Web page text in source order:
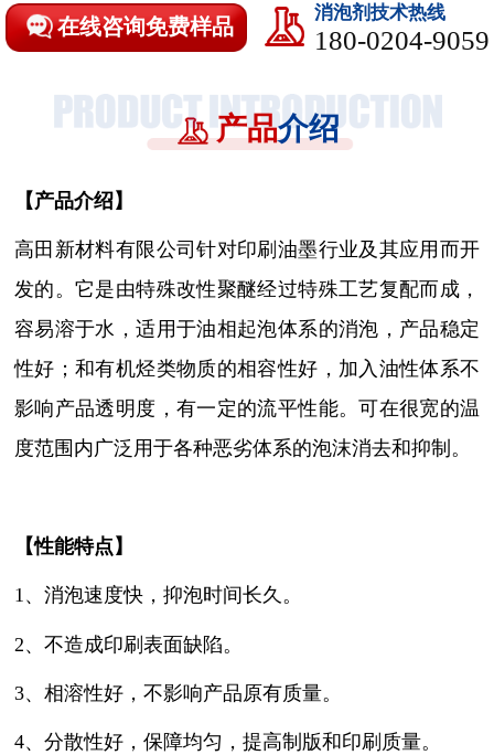
在线咨询免费样品
消泡剂技术热线
180-0204-9059
产品介绍
【产品介绍】
高田新材料有限公司针对印刷油墨行业及其应用而开
发的。它是由特殊改性聚醚经过特殊工艺复配而成，
容易溶于水，适用于油相起泡体系的消泡，产品稳定
性好；和有机烃类物质的相容性好，加入油性体系不
影响产品透明度，有一定的流平性能。可在很宽的温
度范围内广泛用于各种恶劣体系的泡沫消去和抑制。
【性能特点】
1、消泡速度快，抑泡时间长久。
2、不造成印刷表面缺陷。
3、相溶性好，不影响产品原有质量。
4、分散性好，保障均匀，提高制版和印刷质量。